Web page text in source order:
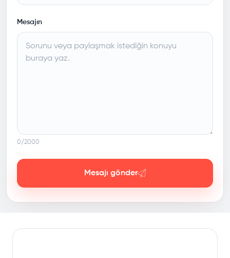
Mesajın
0/2000
Mesajı gönder